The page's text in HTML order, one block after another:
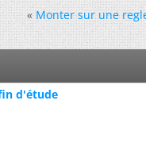
« Monter sur une
d'étude